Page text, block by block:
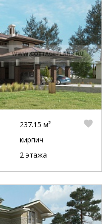
237.15 м²
кирпич
2 этажа